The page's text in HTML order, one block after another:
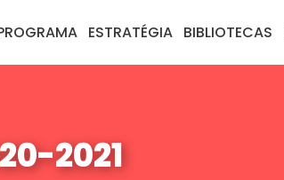
ESTRATÉGIA BIBLIOTECAS
2021